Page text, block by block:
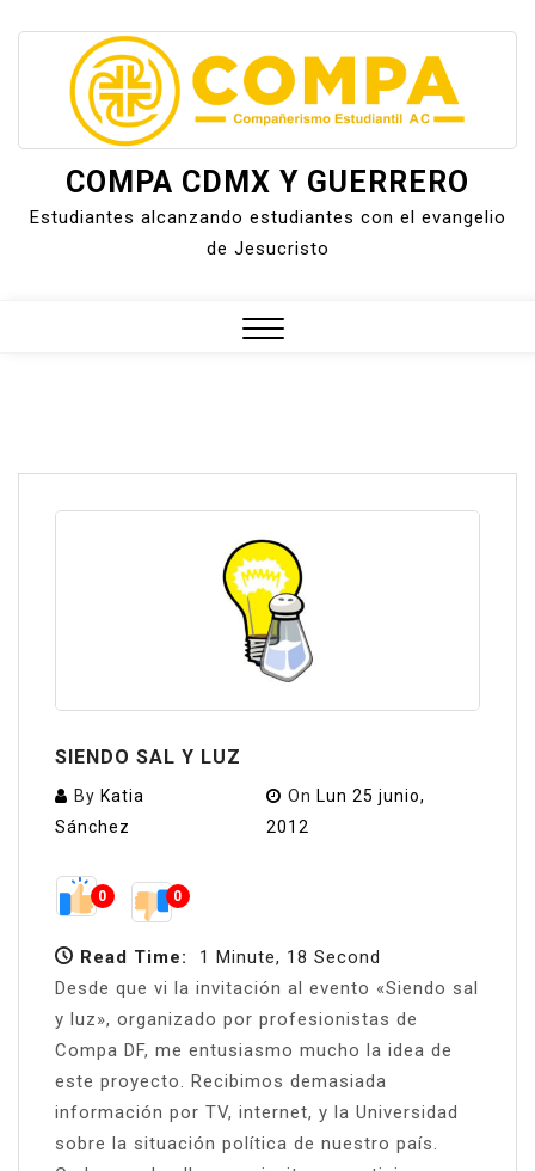
Skip
COMPA CDMX Y GUERRERO
Estudiantes alcanzando estudiantes con el evangelio
de Jesucristo
SIENDO SAL Y LUZ
By Katia
Sánchez
On Lun 25 junio,
2012
0 0
Read Time:
1 Minute, 18 Second
Desde que vi la invitación al evento «Siendo sal
y luz», organizado por profesionistas de
Compa DF, me entusiasmo mucho la idea de
este proyecto. Recibimos demasiada
información por TV, internet, y la Universidad
sobre la situación política de nuestro país.